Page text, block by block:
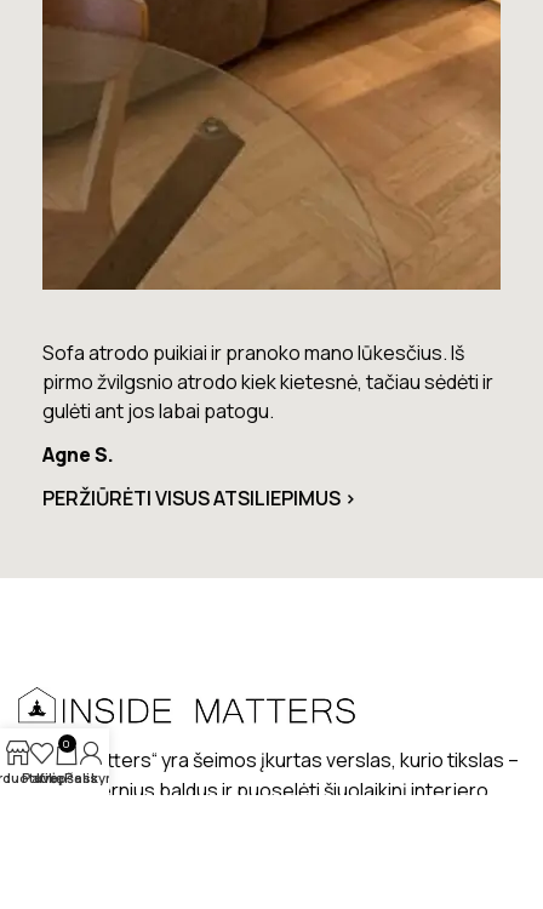
PERŽIŪRĖTI VISUS ATSILIEPIMUS >
pranoko mano lūkesčius. Iš
kiek kietesnė, tačiau sėdėti ir
Lova labai gera. Šiuo metu
nusiskundimų.
„Inside matters“ yra šeimos įkurtas verslas, kurio tikslas –
kurti modernius baldus ir puoselėti šiuolaikinį interjero
Patikę
0
Krepšelis
Paskyra